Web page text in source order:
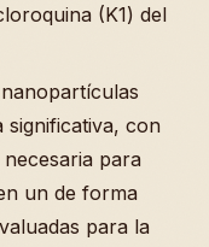
(K1) del
significativa, con
para
un de forma
para la